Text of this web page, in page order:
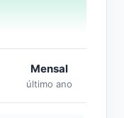
Mensal
último ano